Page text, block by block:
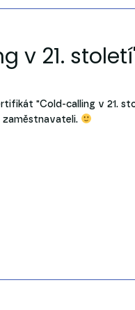
v 21.
"Cold-calling v 21.
zaměstnavateli.